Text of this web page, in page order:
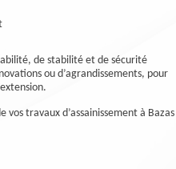
de stabilité et de sécurité
ou d’agrandissements, pour
travaux d’assainissement à Bazas